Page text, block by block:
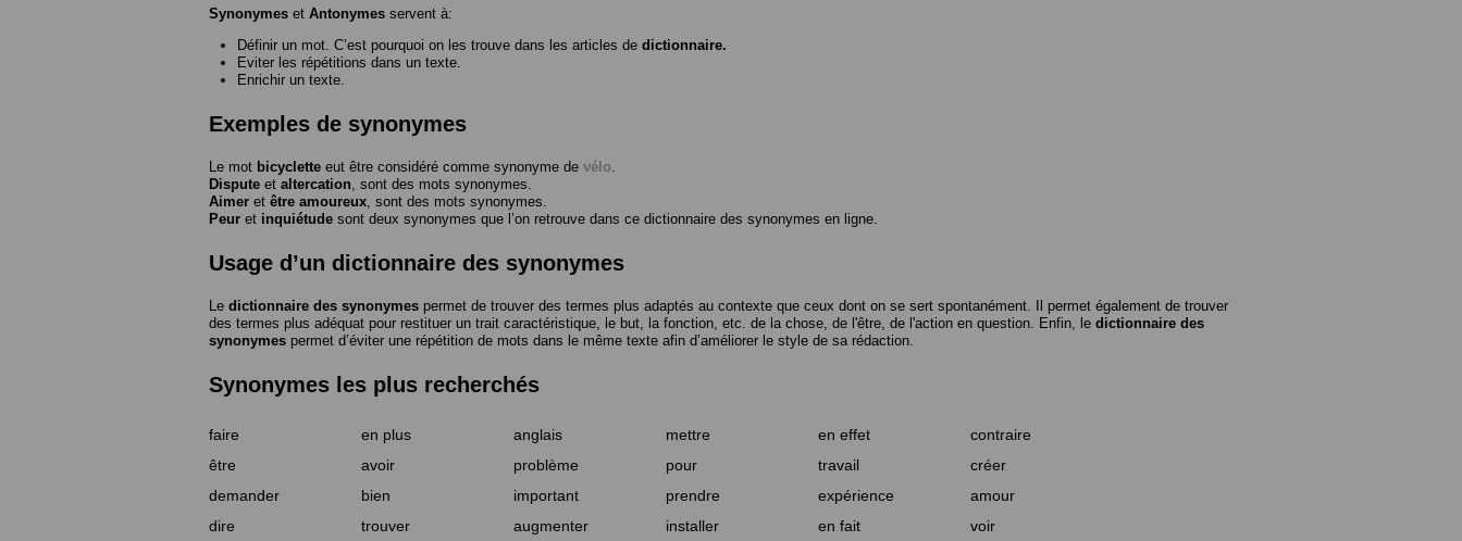
Synonymes et Antonymes servent à:
Définir un mot. C’est pourquoi on les trouve dans les articles de dictionnaire.
Eviter les répétitions dans un texte.
Enrichir un texte.
Exemples de synonymes
Le mot bicyclette eut être considéré comme synonyme de vélo
Dispute et altercation , sont des mots synonymes.
Aimer et être amoureux , sont des mots synonymes.
Peur et inquiétude sont deux synonymes que l’on retrouve dans ce dictionnaire des synonymes en ligne.
Usage d’un dictionnaire des synonymes
Le dictionnaire des synonymes permet de trouver des termes plus adaptés au contexte que ceux dont on se sert spontanément. Il permet également de trouver
des termes plus adéquat pour restituer un trait caractéristique, le but, la fonction, etc. de la chose, de l'être, de l'action en question. Enfin, le dictionnaire des
synonymes permet d’éviter une répétition de mots dans le même texte afin d’améliorer le style de sa rédaction.
Synonymes les plus recherchés
faire en plus anglais mettre en effet
contraire
être
avoir problème pour travail
créer
demander
bien important prendre expérience
amour
dire
trouver augmenter installer en fait voir